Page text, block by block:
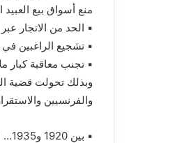
منع أسواق بيع العبيد
▪︎ الحد من الاتجار
▪︎ تشجيع الراغبين
▪︎ تجنب معاقبة كبار
وبذلك تحولت قضية
والفرنسيين
▪︎ بين 1920 و1935… استمرار الظاهرة